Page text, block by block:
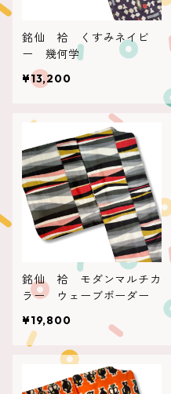
銘仙 袷 くすみネイビ
ー 幾何学
¥13,200
銘仙 袷 モダンマルチカ
ラー ウェーブボーダー
¥19,800